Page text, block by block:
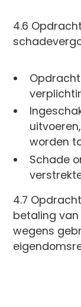
4.6
worden
Schade
4.7
betaling
wegens